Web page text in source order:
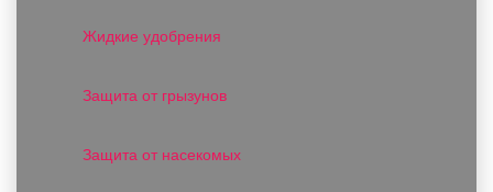
Жидкие удобрения
Защита от грызунов
Защита от насекомых